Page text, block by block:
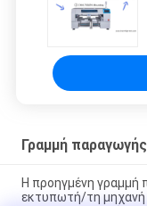
Γραμμή
Η προηγμένη γραμμή
εκτυπωτή/τη μηχανή